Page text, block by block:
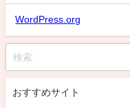
WordPress.org
おすすめサイト